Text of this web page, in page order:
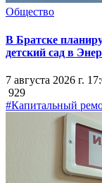
Общество
В Братске
детский сад в
7 августа 2026 г.
929
#Капитальный